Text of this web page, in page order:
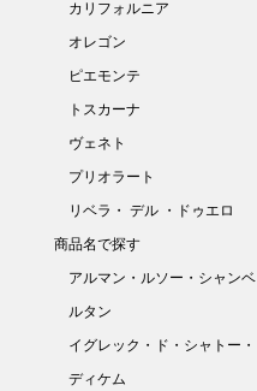
カリフォルニア
オレゴン
ピエモンテ
トスカーナ
ヴェネト
プリオラート
リベラ・ デル ・ドゥエロ
商品名で探す
アルマン・ルソー・シャンベ
ルタン
イグレック・ド・シャトー・
ディケム